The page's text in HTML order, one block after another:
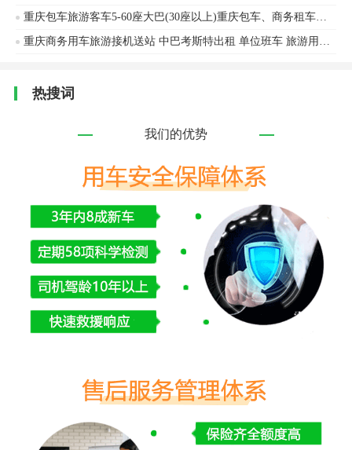
重庆包车旅游客车5-60座大巴(30座以上)重庆包车、商务租车、中巴考斯特、婚庆租车、旅游包车、单位班车安凯客车、海格客车等
重庆商务用车旅游接机送站 中巴考斯特出租 单位班车 旅游用车会议用车接送机
热搜词
我们的优势